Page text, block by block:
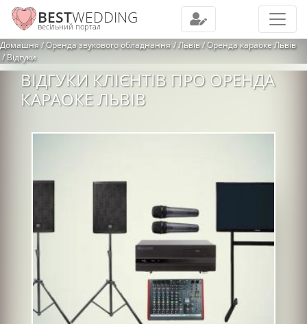
BESTWEDDING
весільний портал
Домашня Оренда звукового обладнання Львів
Оренда караоке Львів
Відгуки
ВІДГУКИ КЛІЄНТІВ ПРО ОРЕНДА
КАРАОКЕ ЛЬВІВ